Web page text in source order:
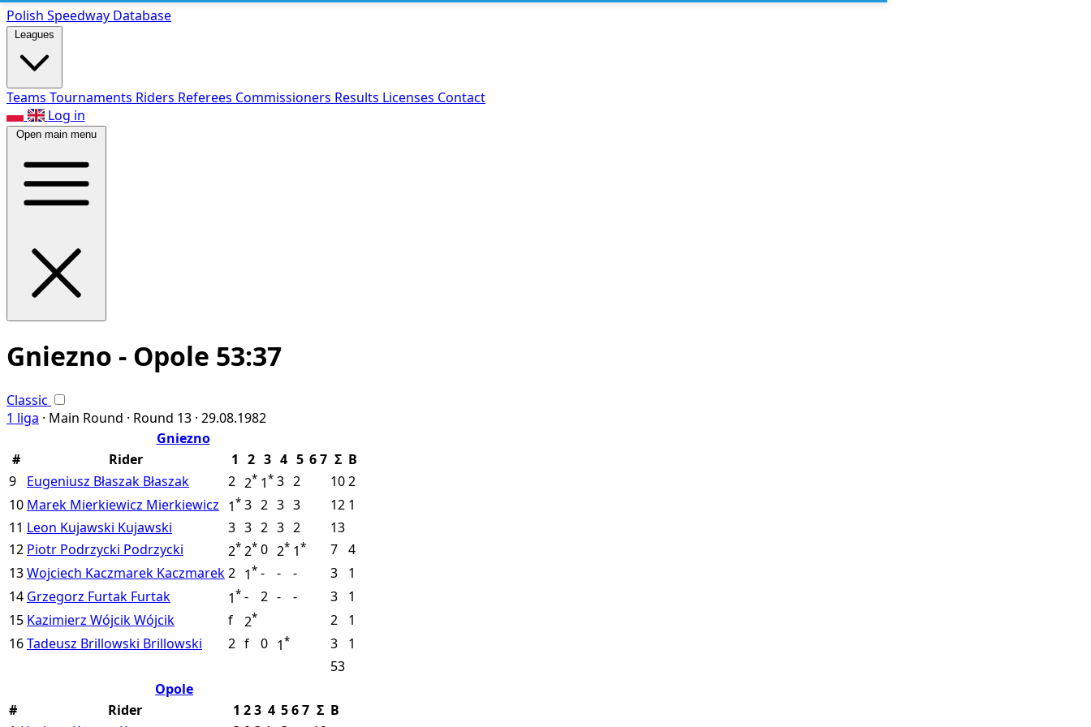
Polish Speedway Database
Leagues
Teams Tournaments Riders Referees Commissioners Results Licenses Contact
Log in
Open main menu
Gniezno - Opole 53:37
Classic
1 liga · Main Round · Round 13 · 29.08.1982
Gniezno
#
Rider 1 2 3 4 5 67 Σ B
9
Eugeniusz Błaszak Błaszak 2 2* 1* 3 2 102
10 Marek Mierkiewicz Mierkiewicz 1* 3 2 3 3 12 1
11 Leon Kujawski Kujawski 3 3 2 3 2
13
12 Piotr Podrzycki Podrzycki 2* 2* 0 2* 1* 7 4
13Wojciech Kaczmarek Kaczmarek2 1* - - - 3
1
14 Grzegorz Furtak Furtak 1* - 2 - - 3
1
15 Kazimierz WójcikWójcik f 2* 2
1
16Tadeusz Brillowski Brillowski 2 f 0 1* 3
1
53
Opole
#
Rider 1 23 4 567 Σ B